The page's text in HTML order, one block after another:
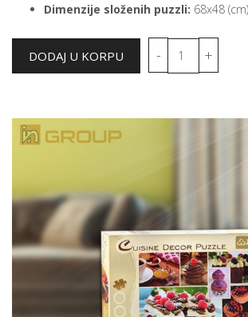
Dimenzije složenih puzzli: 68x48 (cm)